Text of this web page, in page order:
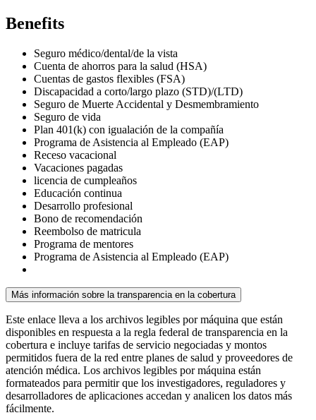
Benefits
Seguro médico/dental/de la vista
Cuenta de ahorros para la salud (HSA)
Cuentas de gastos flexibles (FSA)
Discapacidad a corto/largo plazo (STD)/(LTD)
Seguro de Muerte Accidental y Desmembramiento
Seguro de vida
Plan 401(k) con igualación de la compañía
Programa de Asistencia al Empleado (EAP)
Receso vacacional
Vacaciones pagadas
licencia de cumpleaños
Educación continua
Desarrollo profesional
Bono de recomendación
Reembolso de matricula
Programa de mentores
Programa de Asistencia al Empleado (EAP)
Más información sobre la transparencia en la cobertura
Este enlace lleva a los archivos legibles por máquina que están
disponibles en respuesta a la regla federal de transparencia en la
cobertura e incluye tarifas de servicio negociadas y montos
permitidos fuera de la red entre planes de salud y proveedores de
atención médica. Los archivos legibles por máquina están
formateados para permitir que los investigadores, reguladores y
desarrolladores de aplicaciones accedan y analicen los datos más
fácilmente.